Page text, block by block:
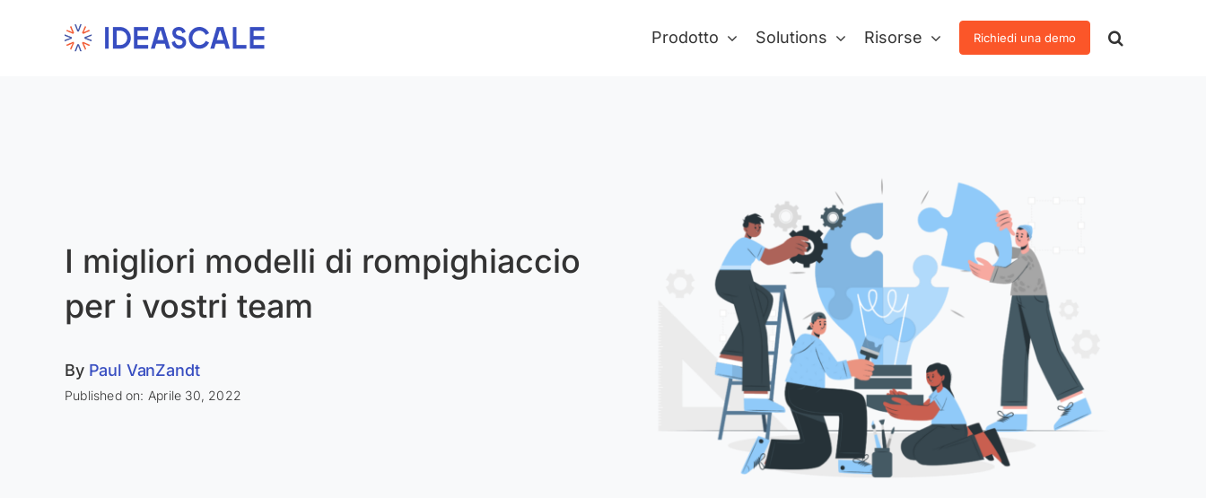
Prodotto Solutions Risorse Richiedi una demo
I migliori modelli di rompighiaccio
per i vostri team
By Paul VanZandt
Published on: Aprile 30, 2022